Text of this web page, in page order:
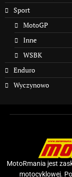
Sport
MotoGP
Inne
WSBK
Enduro
Wyczynowo
MotoRmania jest
motocyklowej.